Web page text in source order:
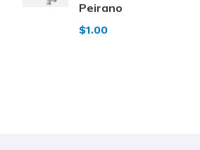
Peirano
$1.00